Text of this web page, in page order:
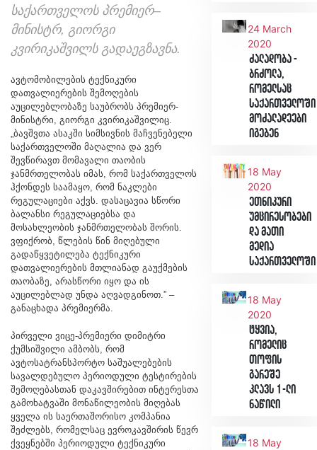
საქართველოს პრემიერ–
მინისტრ, გიორგი
კვირიკაშვილს გადაეგზავნა.
ავტომობილების ტექნიკური
დათვალიერების შემოღების
აუცილებლობაზე საუბრობს პრემიერ-
მინისტრი, გიორგი კვირიკაშვილიც.
„ბავშვთა ასაკში სიმსივნის მაჩვენებელი
საქართველოში მაღალია და ვერ
შევწირავთ მომავალი თაობის
ჯანმრთელობას იმას, რომ საქართველოს
ჰქონდეს საამაყო, რომ ნაკლები
რეგულაციები აქვს. დასაცავია სწორი
ბალანსი რეგულაციებსა და
მოსახლეობის ჯანმრთელობას შორის.
ვფიქრობ, წლების წინ მიღებული
გადაწყვეტილება ტექნიკური
დათვალიერების მთლიანად გაუქმების
თაობაზე, არასწორი იყო და ის
აუცილებლად უნდა აღვადგინოთ.” –
განაცხადა პრემიერმა.
პირველი ვიცე-პრემიერი დიმიტრი
ქუმსიშვილი ამბობს, რომ
ავტოსატრანსპორტო საშუალებების
სავალდებულო პერიოდული ტესტირების
შემოღებასთან დაკავშირებით ინტერესთა
გამოხატვაში მონაწილეობის მიღებას
ყველა ის საერთაშორისო კომპანია
შეძლებს, რომელსაც ევროკავშირის წევრ
ქვეყნებში პერიოდული ტექნიკური
24 March
2020
ძალადობა -
ბრძოლა,
რომელსაც
საქართველოში
მოძალადეები
იგებენ
18 May
2020
ეთნიკური
უმცირესობები
და მათი
მედია
საქართველოში
18 May
2020
ტყვია,
რომელიც
თოფის
გარეშე
კლავს 1-ლი
ნაწილი
18 May